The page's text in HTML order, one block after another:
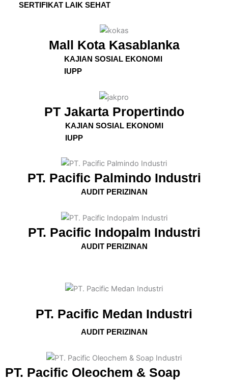
SERTIFIKAT LAIK SEHAT
Mall Kota Kasablanka
KAJIAN SOSIAL EKONOMI
IUPP
PT Jakarta Propertindo
KAJIAN SOSIAL EKONOMI
IUPP
PT. Pacific Palmindo Industri
AUDIT PERIZINAN
PT. Pacific Indopalm Industri
AUDIT PERIZINAN
PT. Pacific Medan Industri
AUDIT PERIZINAN
PT. Pacific Oleochem & Soap